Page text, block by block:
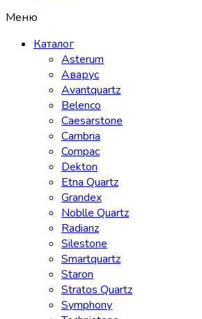
Меню
Каталог
Asterum
Аварус
Avantquartz
Belenco
Caesarstone
Cambria
Compac
Dekton
Etna Quartz
Grandex
Noblle Quartz
Radianz
Silestone
Smartquartz
Staron
Stratos Quartz
Symphony